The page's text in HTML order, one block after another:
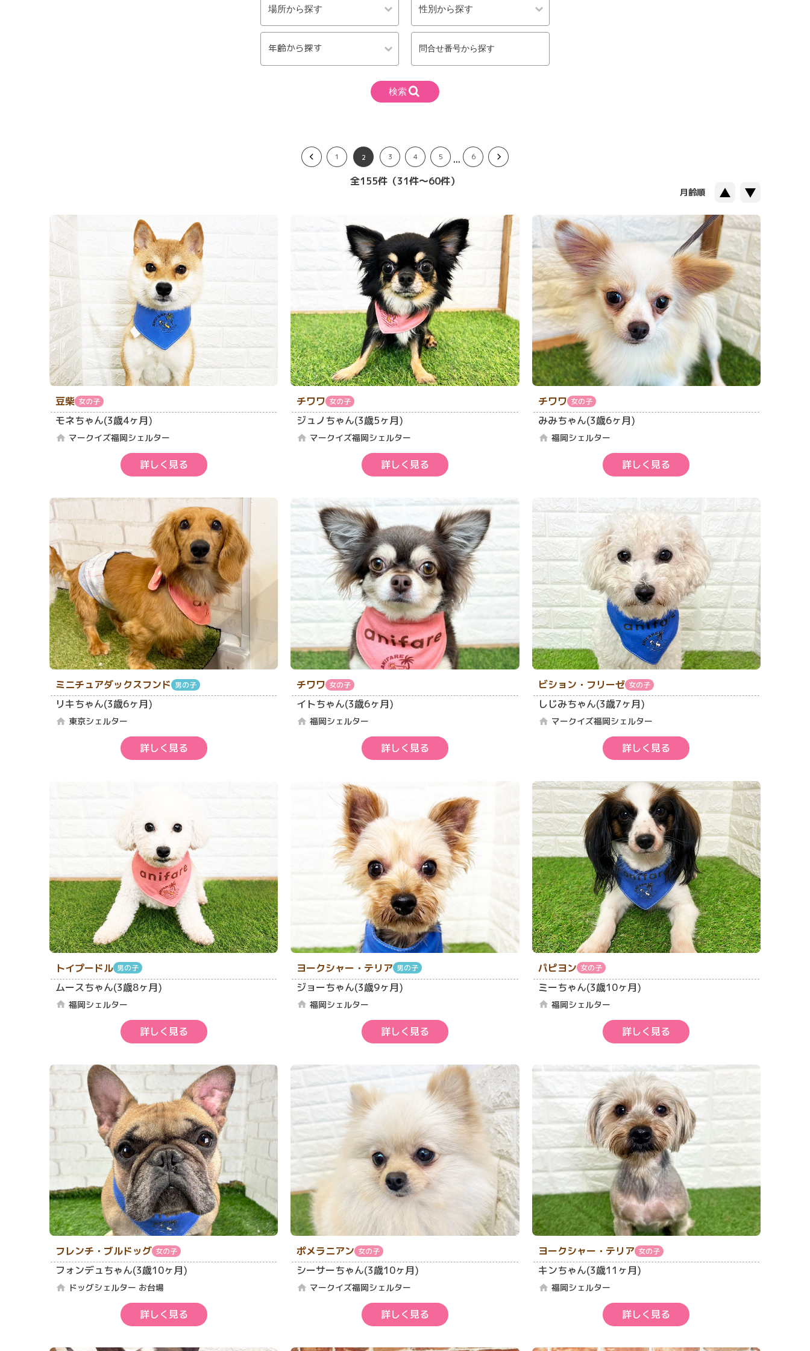
年齢から探す
検索
1 2 3 4 5 ... 6
全155件（31件〜60件）
月齢順 ▲ ▼
豆柴 女の子
モネちゃん(3歳4ヶ月)
home マークイズ福岡シェルター
詳しく見る
チワワ 女の子
ジュノちゃん(3歳5ヶ月)
home マークイズ福岡シェルター
詳しく見る
チワワ 女の子
みみちゃん(3歳6ヶ月)
home 福岡シェルター
詳しく見る
ミニチュアダックスフンド 男の子
リキちゃん(3歳6ヶ月)
home 東京シェルター
詳しく見る
チワワ 女の子
イトちゃん(3歳6ヶ月)
home 福岡シェルター
詳しく見る
ビション・フリーゼ 女の子
しじみちゃん(3歳7ヶ月)
home マークイズ福岡シェルター
詳しく見る
トイプードル 男の子
ムースちゃん(3歳8ヶ月)
home 福岡シェルター
詳しく見る
ヨークシャー・テリア 男の子
ジョーちゃん(3歳9ヶ月)
home 福岡シェルター
詳しく見る
パピヨン 女の子
ミーちゃん(3歳10ヶ月)
home 福岡シェルター
詳しく見る
フレンチ・ブルドッグ 女の子
フォンデュちゃん(3歳10ヶ月)
home ドッグシェルター お台場
詳しく見る
ポメラニアン 女の子
シーサーちゃん(3歳10ヶ月)
home マークイズ福岡シェルター
詳しく見る
ヨークシャー・テリア 女の子
キンちゃん(3歳11ヶ月)
home 福岡シェルター
詳しく見る